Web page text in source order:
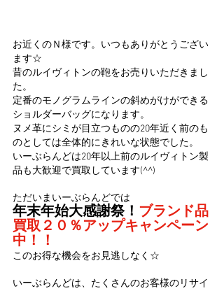
お近くのＮ様です。いつもありがとうござい
ます☆
昔のルイヴィトンの鞄をお売りいただきまし
た。
定番のモノグラムラインの斜めがけができる
ショルダーバッグになります。
ヌメ革にシミが目立つものの20年近く前のも
のとしては全体的にきれいな状態でした。
いーぶらんどは20年以上前のルイヴィトン製
品も大歓迎で買取しています(^^)
ただいまいーぶらんどでは
年末年始大感謝祭！ ブランド品
買取２０％アップキャンペーン
中！！
このお得な機会をお見逃しなく☆
いーぶらんどは、たくさんのお客様のリサイ